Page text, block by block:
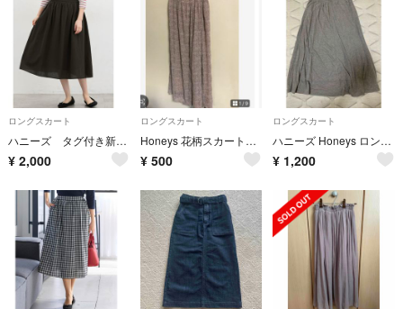
ロングスカート
ハニーズ タグ付き新品 ブラック ギャザースカート Lサイズ 綿100
¥ 2,000
ロングスカート
Honeys 花柄スカート&財布セット
¥ 500
ロングスカート
ハニーズ Honeys ロングスカート フレア グレー ウエストゴム カジュアル
¥ 1,200